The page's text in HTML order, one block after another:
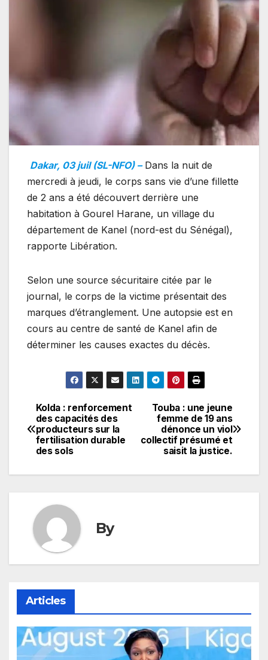
Dakar, 03 juil (SL-NFO) – Dans la nuit de
mercredi à jeudi, le corps sans vie d’une fillette
de 2 ans a été découvert derrière une
habitation à Gourel Harane, un village du
département de Kanel (nord-est du Sénégal),
rapporte Libération.
Selon une source sécuritaire citée par le
journal, le corps de la victime présentait des
marques d’étranglement. Une autopsie est en
cours au centre de santé de Kanel afin de
déterminer les causes exactes du décès.
Navigation
de
Touba : une jeune
femme de 19 ans
dénonce un viol
collectif présumé et
saisit la justice.
Kolda : renforcement
des capacités des
producteurs sur la
fertilisation durable
des sols
By
Articles